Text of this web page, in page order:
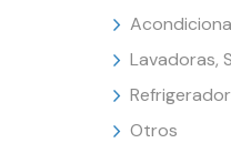
Lavadoras,
Otros